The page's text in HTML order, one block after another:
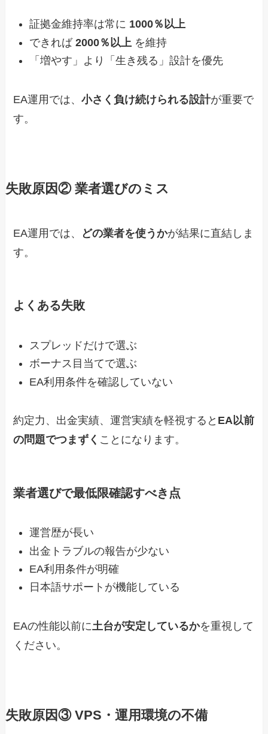
証拠金維持率は常に 1000％以上
できれば2000％以上 を維持
「増やす」より「生き残る」設計を優先
EA運用では、小さく負け続けられる設計が重要で
す。
失敗原因② 業者選びのミス
EA運用では、 どの業者を使うかが結果に直結しま
す。
よくある失敗
スプレッドだけで選ぶ
ボーナス目当てで選ぶ
EA利用条件を確認していない
約定力、出金実績、運営実績を軽視すると EA以前
の問題でつまずく ことになります。
業者選びで最低限確認すべき点
運営歴が長い
出金トラブルの報告が少ない
EA利用条件が明確
日本語サポートが機能している
EAの性能以前に土台が安定しているかを重視して
ください。
失敗原因③ VPS・運用環境の不備